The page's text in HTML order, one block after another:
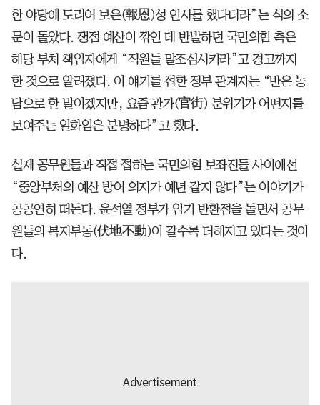
한 야당에 도리어 보은(報恩)성 인사를 했다더라”는 식의 소
문이 돌았다. 쟁점 예산이 깎인 데 반발하던 국민의힘 측은
해당 부처 책임자에게 “직원들 말조심시키라”고 경고까지
한 것으로 알려졌다. 이 얘기를 접한 정부 관계자는 “반은 농
담으로 한 말이겠지만, 요즘 관가(官街) 분위기가 어떤지를
보여주는 일화임은 분명하다”고 했다.
실제 공무원들과 직접 접하는 국민의힘 보좌진들 사이에선
“중앙부처의 예산 방어 의지가 예년 같지 않다”는 이야기가
공공연히 떠돈다. 윤석열 정부가 임기 반환점을 돌면서 공무
원들의 복지부동(伏地不動)이 갈수록 더해지고 있다는 것이
다.